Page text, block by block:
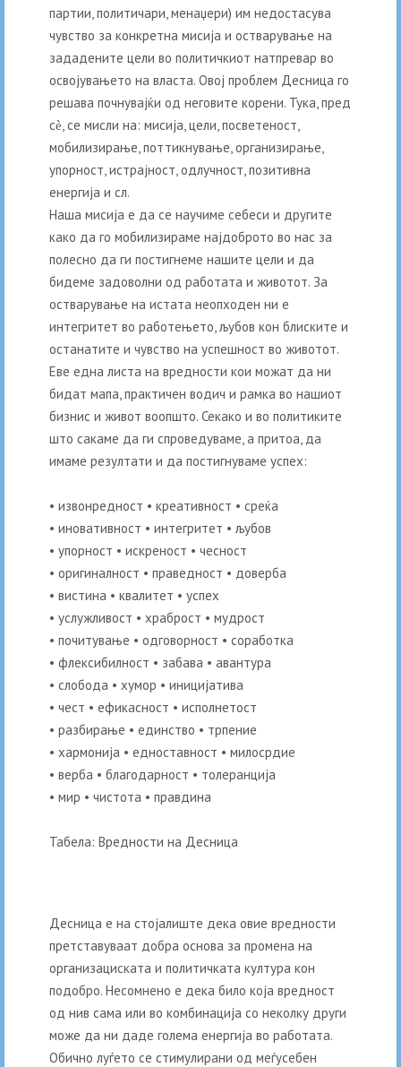
партии, политичари, менаџери) им недостасува
чувство за конкретна мисија и остварување на
зададените цели во политичкиот натпревар во
освојувањето на власта. Овој проблем Десница го
решава почнувајќи од неговите корени. Тука, пред
сѐ, се мисли на: мисија, цели, посветеност,
мобилизирање, поттикнување, организирање,
упорност, истрајност, одлучност, позитивна
енергија и сл.
Наша мисија е да се научиме себеси и другите
како да го мобилизираме најдоброто во нас за
полесно да ги постигнеме нашите цели и да
бидеме задоволни од работата и животот. За
остварување на истата неопходен ни е
интегритет во работењето, љубов кон блиските и
останатите и чувство на успешност во животот.
Еве една листа на вредности кои можат да ни
бидат мапа, практичен водич и рамка во нашиот
бизнис и живот воопшто. Секако и во политиките
што сакаме да ги спроведуваме, а притоа, да
имаме резултати и да постигнуваме успех:
• извонредност • креативност • среќа
• иновативност • интегритет • љубов
• упорност • искреност • чесност
• оригиналност • праведност • доверба
• вистина • квалитет • успех
• услужливост • храброст • мудрост
• почитување • одговорност • соработка
• флексибилност • забава • авантура
• слобода • хумор • иницијатива
• чест • ефикасност • исполнетост
• разбирање • единство • трпение
• хармонија • едноставност • милосрдие
• верба • благодарност • толеранција
• мир • чистота • правдина
Табела: Вредности на Десница
Десница е на стојалиште дека овие вредности
претставуваат добра основа за промена на
организациската и политичката култура кон
подобро. Несомнено е дека било која вредност
од нив сама или во комбинација со неколку други
може да ни даде голема енергија во работата.
Обично луѓето се стимулирани од меѓусебен